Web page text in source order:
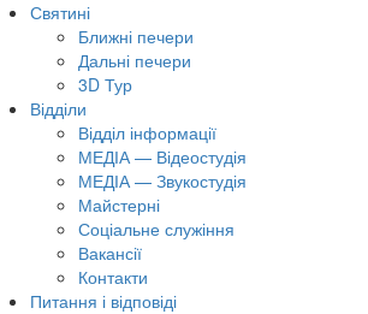
Святині
Ближні печери
Дальні печери
3D Тур
Відділи
Відділ інформації
МЕДІА — Відеостудія
МЕДІА — Звукостудія
Майстерні
Соціальне служіння
Вакансії
Контакти
Питання і відповіді